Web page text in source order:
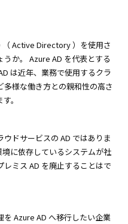
（ Active Directory ）を使用さ
か。 Azure AD を代表とする
は近年、業務で使用するクラ
様な働き方との親和性の高さ
。
ドサービスの AD ではありま
に依存しているシステムが社
ミス AD を廃止することはで
Azure AD へ移行したい企業